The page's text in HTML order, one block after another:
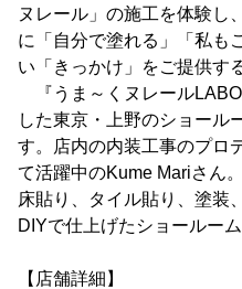
ヌレール」の施工を体験し
に「自分で塗れる」「私も
い「きっかけ」をご提供す
『うま～くヌレール
した東京・上野のショール
す。店内の内装工事のプロ
て活躍中のKume Mariさん
床貼り、タイル貼り、塗装
DIYで仕上げたショールーム
【店舗詳細】